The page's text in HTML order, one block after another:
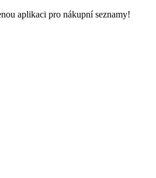
aplikaci pro nákupní seznamy!